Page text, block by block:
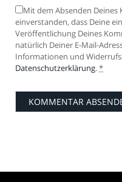
Mit dem Absenden
einverstanden, dass Deine
Veröffentlichung Deines
natürlich Deiner E-Mail-
Informationen und
Datenschutzerklärung.*